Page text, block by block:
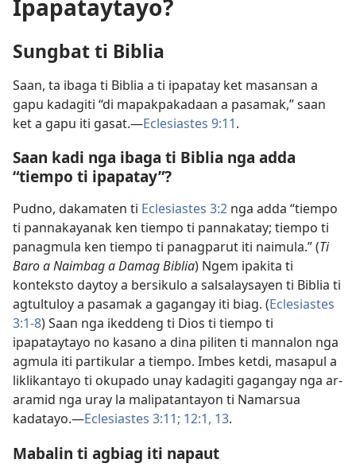
Ipapataytayo?
Sungbat ti Biblia
Saan, ta ibaga ti Biblia a ti ipapatay ket masansan a
gapu kadagiti “di mapakpakadaan a pasamak,” saan
ket a gapu iti gasat.​—Eclesiastes 9:​11.
Saan kadi nga ibaga ti Biblia nga adda
“tiempo ti ipapatay”?
Pudno, dakamaten ti Eclesiastes 3:2 nga adda “tiempo
ti pannakayanak ken tiempo ti pannakatay; tiempo ti
panagmula ken tiempo ti panagparut iti naimula.” (Ti
Baro a Naimbag a Damag Biblia) Ngem ipakita ti
konteksto daytoy a bersikulo a salsalaysayen ti Biblia ti
agtultuloy a pasamak a gagangay iti biag. (Eclesiastes
3:​1-8) Saan nga ikeddeng ti Dios ti tiempo ti
ipapataytayo no kasano a dina piliten ti mannalon nga
agmula iti partikular a tiempo. Imbes ketdi, masapul a
liklikantayo ti okupado unay kadagiti gagangay nga ar-
aramid nga uray la malipatantayon ti Namarsua
kadatayo.​—Eclesiastes 3:​11; 12:​1, 13.
Mabalin ti agbiag iti napaut